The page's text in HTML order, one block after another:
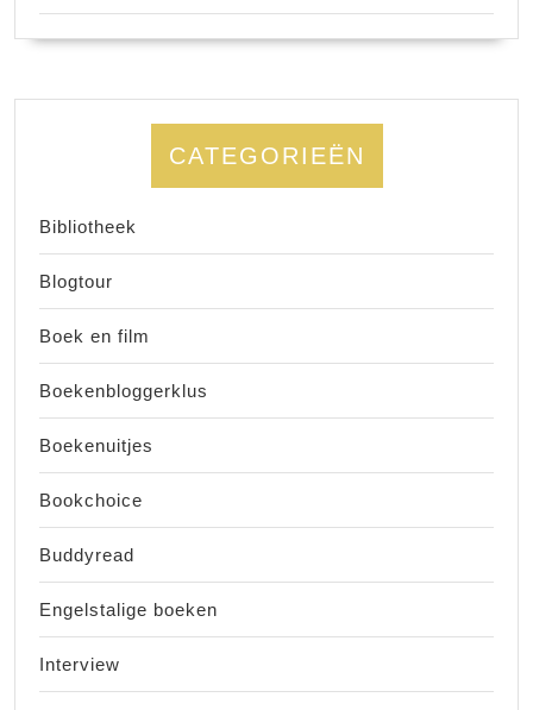
CATEGORIEËN
Bibliotheek
Blogtour
Boek en film
Boekenbloggerklus
Boekenuitjes
Bookchoice
Buddyread
Engelstalige boeken
Interview